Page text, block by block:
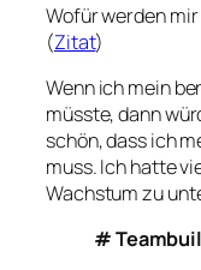
Wofür werden
(Zitat)
Wenn ich mein
müsste, dann
schön, dass ich
muss. Ich hatte
Wachstum zu
#